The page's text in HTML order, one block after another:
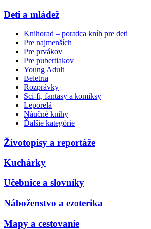
Deti a mládež
Knihorad – poradca kníh pre deti
Pre najmenších
Pre prvákov
Pre pubertiakov
Young Adult
Beletria
Rozprávky
Sci-fi, fantasy a komiksy
Leporelá
Náučné knihy
Ďalšie kategórie
Životopisy a reportáže
Kuchárky
Učebnice a slovníky
Náboženstvo a ezoterika
Mapy a cestovanie